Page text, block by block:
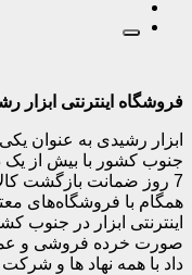
فروشگاه اینترنتی ابزار
ابزار رشیدی به عنوان
جنوب کشور با بیش از یک
7 روز ضمانت بازگشت
همگام با فروشگاه‌های
اینترنتی ابزار در جنوب
صورت خرده فروشی و
داد با همه نهاد ها و